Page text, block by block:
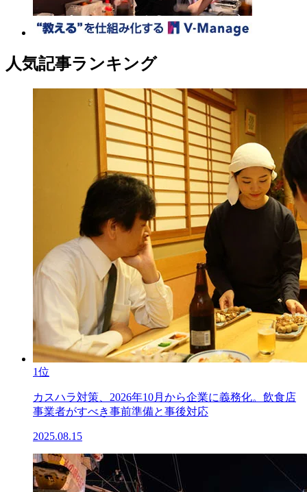
人気記事ランキング
1位
カスハラ対策、2026年10月から企業に義務化。飲食店
事業者がすべき事前準備と事後対応
2025.08.15